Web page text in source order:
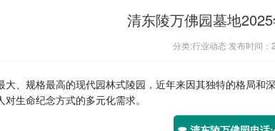
清东陵万佛园墓地
分类:行业动态 发布时间
大、规格最高的现代园林式陵园，近年来因其独特的格局
生命纪念方式的多元化需求。